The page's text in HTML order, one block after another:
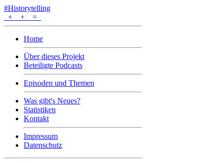
#Historytelling
+
+ =
Home
Über dieses Projekt
Beteiligte Podcasts
Episoden und Themen
Was gibt's Neues?
Statistiken
Kontakt
Impressum
Datenschutz